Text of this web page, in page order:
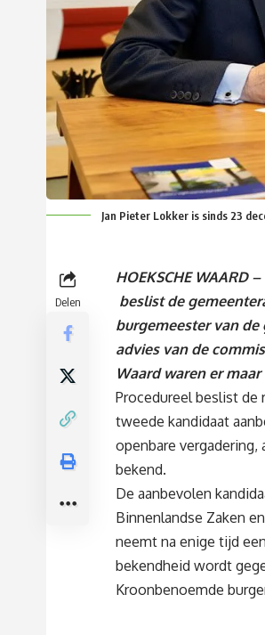
Jan Pieter Lokker is sinds 23
Delen
HOEKSCHE WAARD
beslist de
burgemeester van de
advies van de
Waard waren er
Procedureel beslist de
tweede kandidaat
openbare vergadering,
bekend.
De aanbevolen
Binnenlandse Zaken
neemt na enige tijd
bekendheid wordt
Kroonbenoemde